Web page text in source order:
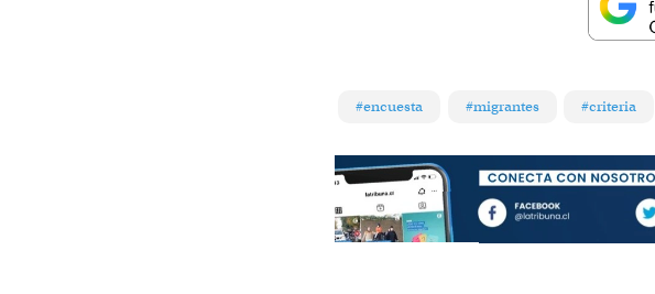
#encuesta #migrantes #criteria